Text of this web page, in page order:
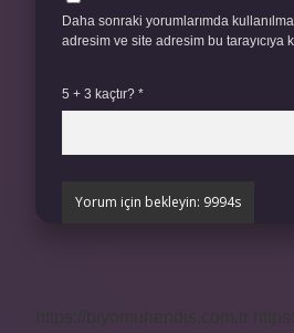
Daha sonraki yorumlarımda
adresim ve site adresim bu tarayıcıya
5 + 3 kaçtır? *